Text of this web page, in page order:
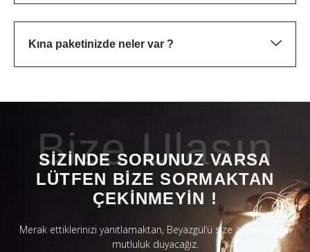
Kına paketinizde neler var ?
SIZINDE SORUNUZ VARSA
LÜTFEN BIZE SORMAKTAN
ÇEKINMEYIN !
Bize Ulasın
Merak ettiklerinizi yanıtlamaktan, Beyazgül’ü size anlatmaktan
mutluluk duyacağız.